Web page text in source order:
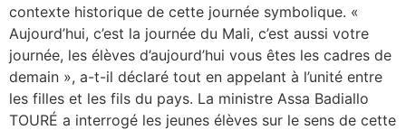
contexte historique de cette journée symbolique. «
Aujourd’hui, c’est la journée du Mali, c’est aussi votre
journée, les élèves d’aujourd’hui vous êtes les cadres de
demain », a-t-il déclaré tout en appelant à l’unité entre
les filles et les fils du pays. La ministre Assa Badiallo
TOURÉ a interrogé les jeunes élèves sur le sens de cette